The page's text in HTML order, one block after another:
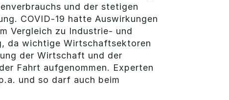
und der stetigen
COVID-19 hatte Auswirkungen
Vergleich zu Industrie- und
da wichtige Wirtschaftsektoren
der Wirtschaft und der
Fahrt aufgenommen. Experten
und so darf auch beim